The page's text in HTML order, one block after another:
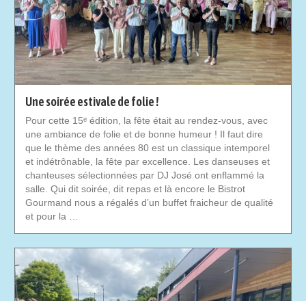
Une soirée estivale de folie !
Pour cette 15ᵉ édition, la fête était au rendez-vous, avec
une ambiance de folie et de bonne humeur ! Il faut dire
que le thème des années 80 est un classique intemporel
et indétrônable, la fête par excellence. Les danseuses et
chanteuses sélectionnées par DJ José ont enflammé la
salle. Qui dit soirée, dit repas et là encore le Bistrot
Gourmand nous a régalés d’un buffet fraicheur de qualité
et pour la …